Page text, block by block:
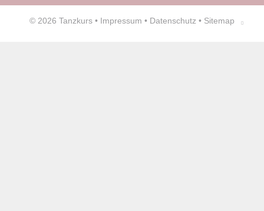
© 2026 Tanzkurs • Impressum • Datenschutz • Sitemap